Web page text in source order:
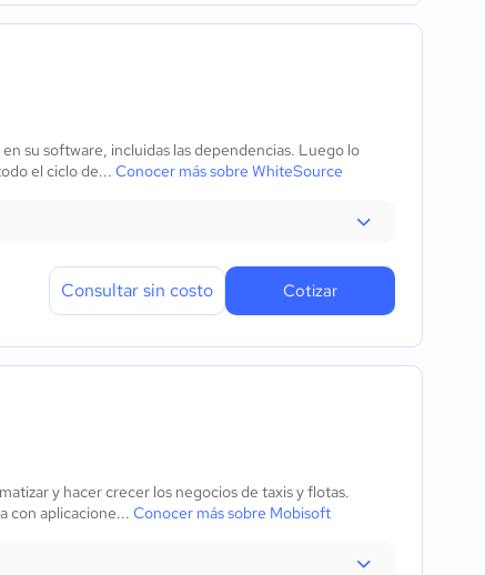
su software, incluidas las dependencias. Luego lo
el ciclo de... Conocer más sobre WhiteSource
Consultar sin costo Cotizar
y hacer crecer los negocios de taxis y flotas.
con aplicacione... Conocer más sobre Mobisoft